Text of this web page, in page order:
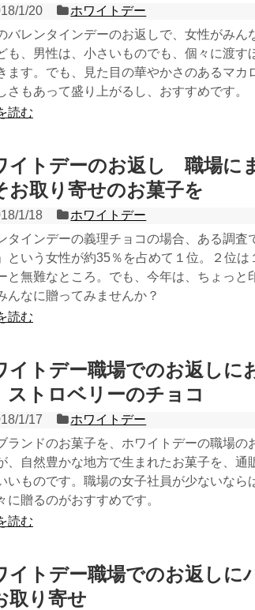
1/20
ホワイトデー
バレンタインデーのお返しで、女性がみん
も、男性は、小さいものでも、個々に渡す
ます。でも、見た目の華やかさのあるマカ
さもあって盛り上がるし、おすすめです。
読む
イトデーのお返し 職場に
お取り寄せのお菓子を
1/18
ホワイトデー
タインデーの義理チョコの場合、ある調査
という女性が約35％を占めて１位。２位は
と無難なところ。でも、今年は、ちょっと
んなに贈ってみませんか？
読む
イトデー職場でのお返しに
トロベリーのチョコ
1/17
ホワイトデー
ランドのお菓子を、ホワイトデーの職場の
、自然豊かな地方で生まれたお菓子を、通
いものです。職場の女子社員が少ないなら
に贈るのがおすすめです。
読む
イトデー職場でのお返し
取り寄せ